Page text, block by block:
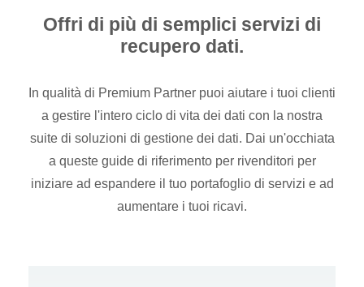
Offri di più di semplici servizi di
recupero dati.
In qualità di Premium Partner puoi aiutare i tuoi clienti
a gestire l'intero ciclo di vita dei dati con la nostra
suite di soluzioni di gestione dei dati. Dai un'occhiata
a queste guide di riferimento per rivenditori per
iniziare ad espandere il tuo portafoglio di servizi e ad
aumentare i tuoi ricavi.